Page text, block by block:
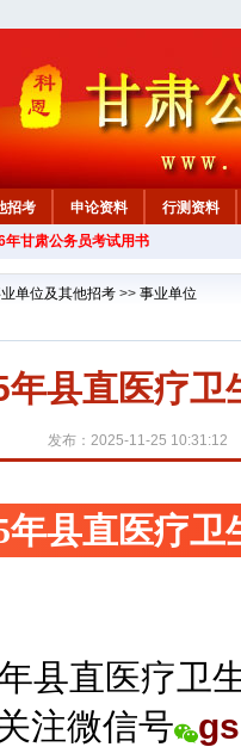
招考 申论资料
行测资料
甘肃公务员考试用书
单位及其他招考 >> 事业单位
县直医疗
发布：2025-11-25 10:31:12
年县直医疗
县直医疗卫
注微信号